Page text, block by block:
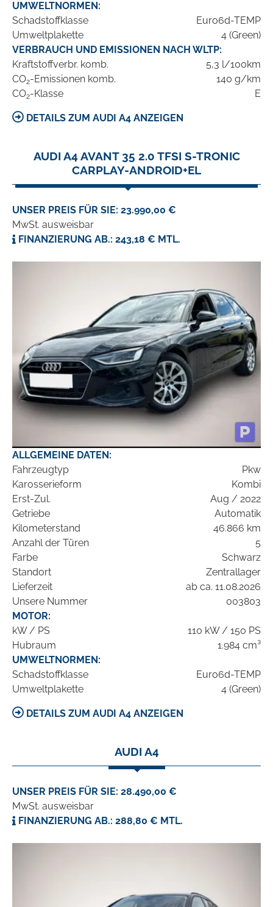
UMWELTNORMEN:
Schadstoffklasse
Euro6d-TEMP
Umweltplakette
4 (Green)
VERBRAUCH UND EMISSIONEN NACH WLTP:
Kraftstoffverbr. komb.
5,3 l/100km
CO2-Emissionen komb.
140 g/km
CO2-Klasse E
DETAILS ZUM AUDI A4 ANZEIGEN
AUDI A4 AVANT 35 2.0 TFSI S-TRONIC
CARPLAY-ANDROID+EL
UNSER PREIS FÜR SIE: 23.990,00 €
MwSt. ausweisbar
FINANZIERUNG AB.: 243,18 € MTL.
ALLGEMEINE DATEN:
Fahrzeugtyp
Pkw
Karosserieform
Kombi
Erst-Zul.
Aug / 2022
Getriebe
Automatik
Kilometerstand
46.866 km
Anzahl der Türen
5
Farbe
Schwarz
Standort
Zentrallager
Lieferzeit
ab ca. 11.08.2026
Unsere Nummer
003803
MOTOR:
kW / PS
110 kW / 150 PS
Hubraum
1.984 cm³
UMWELTNORMEN:
Schadstoffklasse
Euro6d-TEMP
Umweltplakette
4 (Green)
DETAILS ZUM AUDI A4 ANZEIGEN
AUDI A4
UNSER PREIS FÜR SIE: 28.490,00 €
MwSt. ausweisbar
FINANZIERUNG AB.: 288,80 € MTL.